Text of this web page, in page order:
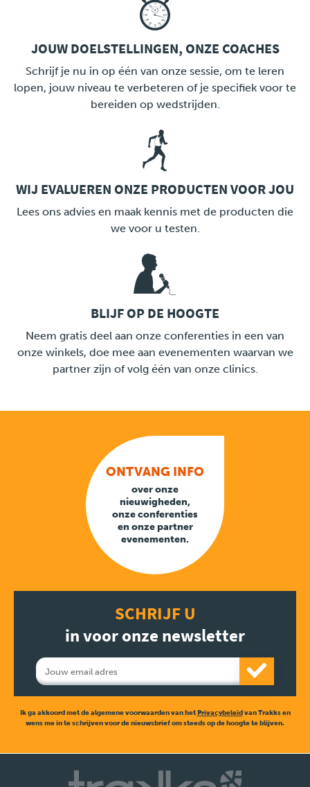
LINK
JOUW DOELSTELLINGEN, ONZE COACHES
Schrijf je nu in op één van onze sessie, om te leren
lopen, jouw niveau te verbeteren of je specifiek voor te
bereiden op wedstrijden.
LINK
WIJ EVALUEREN ONZE PRODUCTEN VOOR JOU
Lees ons advies en maak kennis met de producten die
we voor u testen.
LINK
BLIJF OP DE HOOGTE
Neem gratis deel aan onze conferenties in een van
onze winkels, doe mee aan evenementen waarvan we
partner zijn of volg één van onze clinics.
ONTVANG INFO
over onze
nieuwigheden,
onze conferenties
en onze partner
evenementen.
SCHRIJF U
in voor onze newsletter
Ik ga akkoord met de algemene voorwaarden van hetPrivacybeleidvan Trakks en
wens me in te schrijven voor de nieuwsbrief om steeds op de hoogte te blijven.